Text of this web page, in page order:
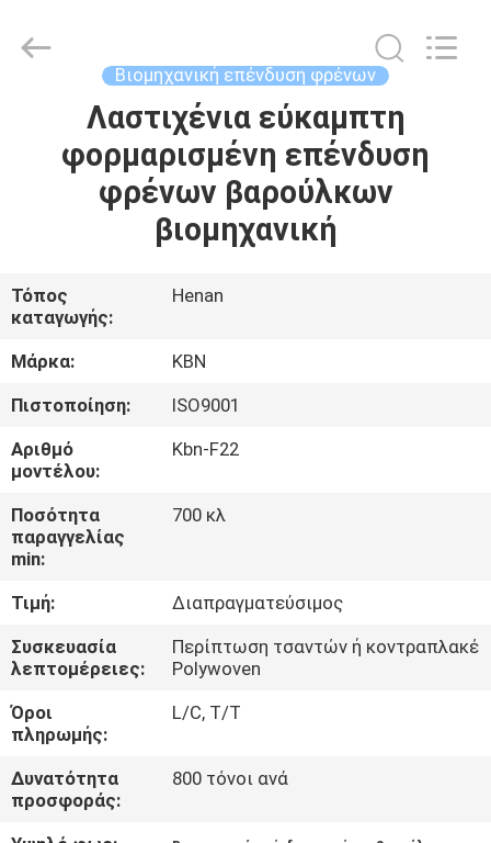
ΠΡΟΪΌΝΤΑ
ΕΜΕΊΣ
ΓΎΡΟΣ
ΕΡΓΟΣΤΑΣΊΩΝ
ΠΟΙΟΤΙΚΌΣ
ΈΛΕΓΧΟΣ
ΕΛΆΤΕ
ΣΕ
ΕΠΑΦΉ
ΜΕ
ΖΗΤΉΣΤΕ
Βιομηχανική επένδυση φρένων
Λαστιχένια εύκαμπτη
φορμαρισμένη επένδυση
φρένων βαρούλκων
βιομηχανική
Τόπος
καταγωγής:
Henan
Μάρκα:
KBN
Πιστοποίηση:
ISO9001
Αριθμό
μοντέλου:
Kbn-F22
Ποσότητα
παραγγελίας
min:
700 κλ
Τιμή:
Διαπραγματεύσιμος
Συσκευασία
λεπτομέρειες:
Περίπτωση τσαντών ή κοντραπλακέ
Polywoven
Όροι
πληρωμής:
L/C, T/T
Δυνατότητα
προσφοράς:
800 τόνοι ανά